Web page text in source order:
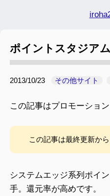
ポイントスタジア
2013/10/23 その他サイト
この記事はプロモーショ
この記事は最終更新か
システムエッジ系列ポイ
手。還元率が高めです。